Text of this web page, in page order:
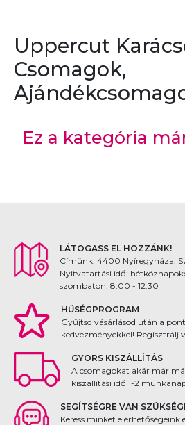
Uppercut
Csomagok,
Ez a kategória
LÁTOGASS EL HOZZÁNK!
Címünk: 4400 Nyíregyháza,
Nyitvatartási idő:
szombaton: 8:00 - 12:30
HŰSÉGPROGRAM
Gyűjtsd vásárlásod után a
kedvezményekkel! Regisztrálj
GYORS KISZÁLLÍTÁS
A csomagokat akár már
kiszállítási idő 1-2
SEGÍTSÉGRE VAN
Keress minket elérhetőségeink